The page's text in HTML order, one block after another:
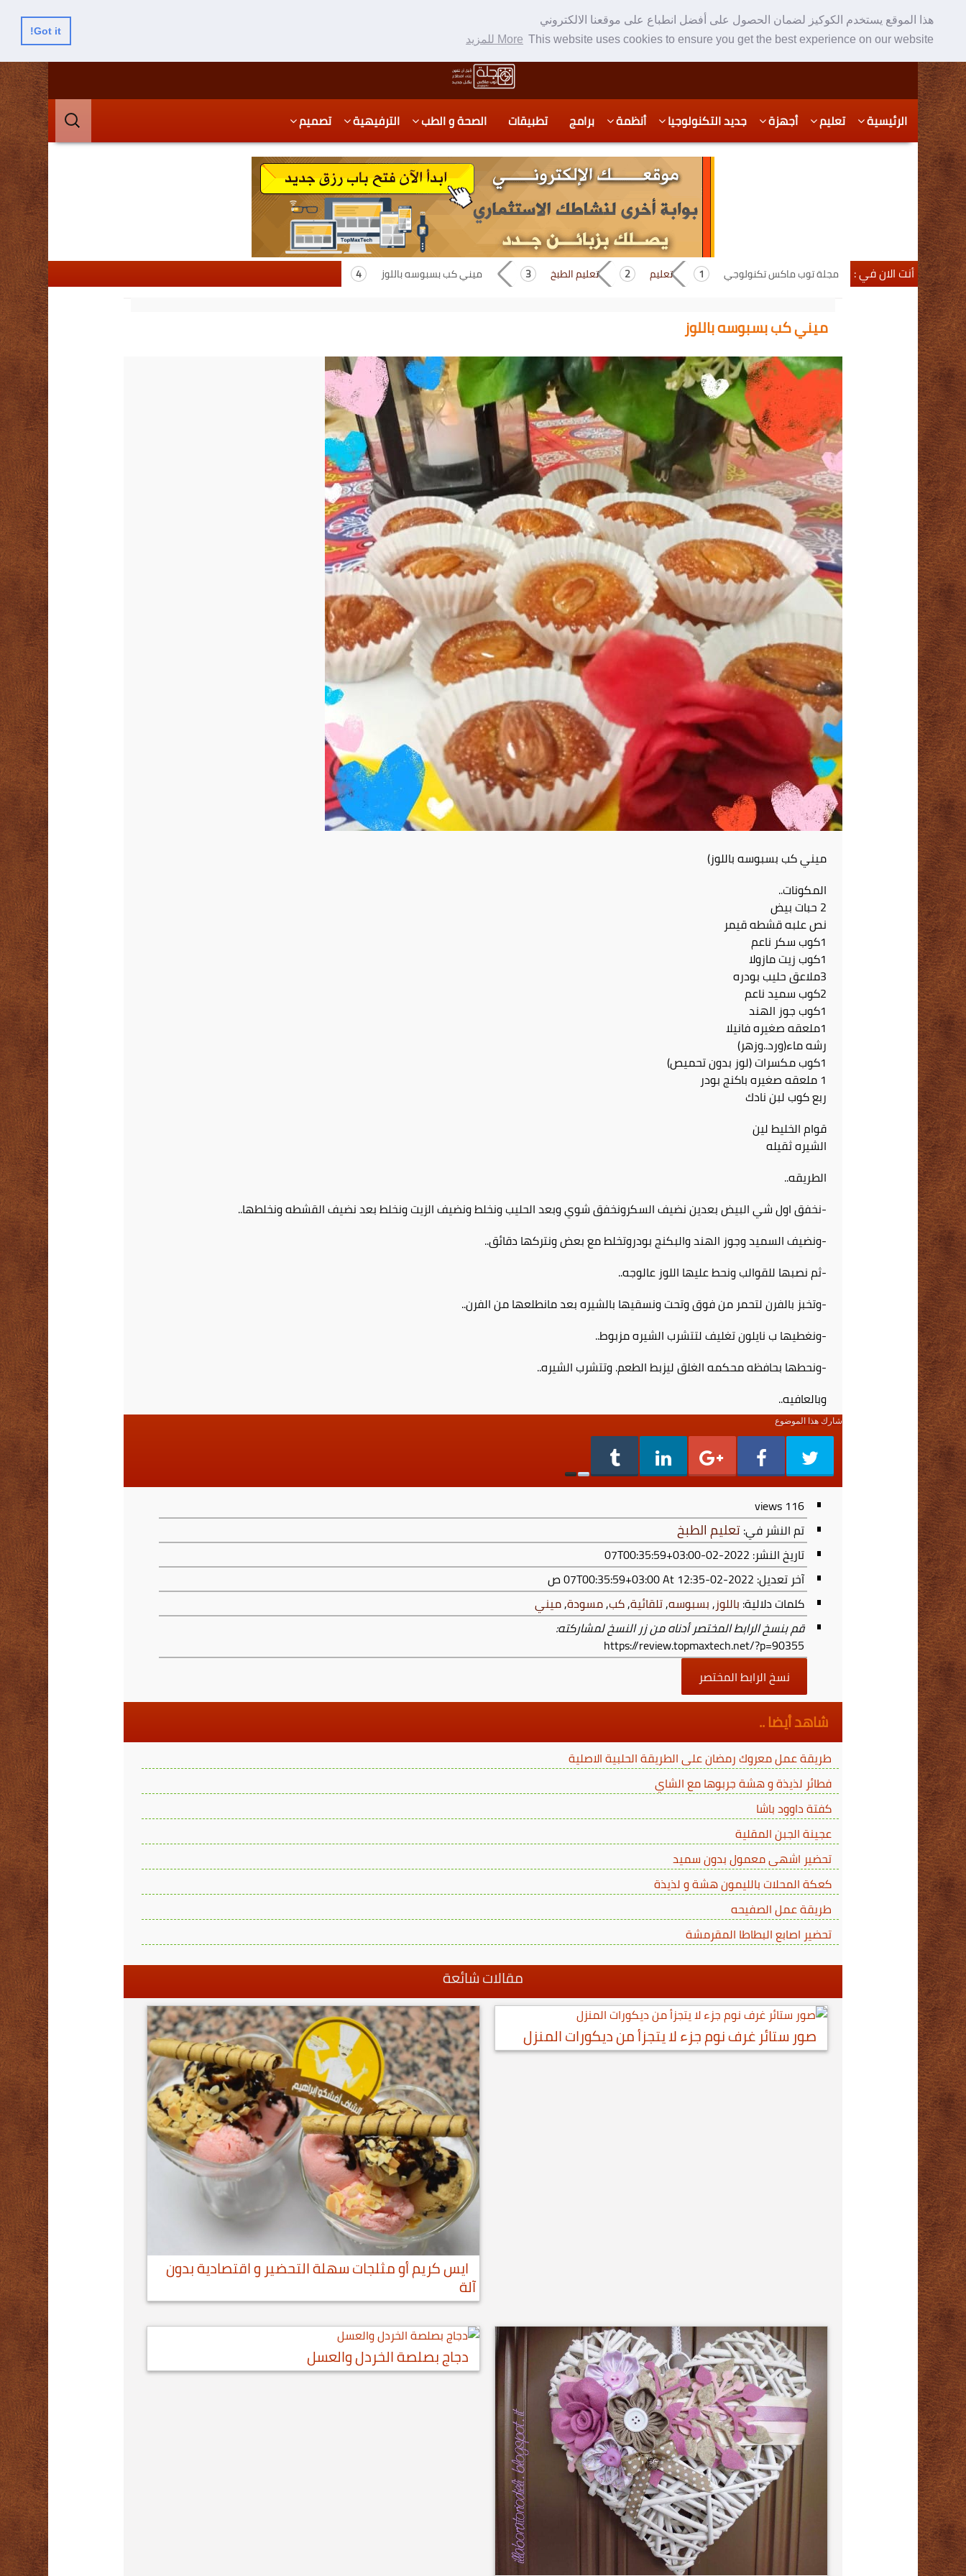
هذا الموقع يستخدم الكوكيز لضمان الحصول على أفضل انطباع على موقعنا الالكتروني
This website uses cookies to ensure you get the best experience on our website More للمزيد
Got it!
Skip
to
content
Skip
to
secondary
content
الرئيسية تعليم أجهزة جديد التكنولوجيا أنظمة برامج تطبيقات الصحة و الطب الترفيهية تصميم
البحث
عن:
أنت الان في : مجلة توب ماكس تكنولوجي تعليم تعليم الطبخ ميني كب بسبوسه باللوز
ميني كب بسبوسه باللوز
ميني كب بسبوسه باللوز)
المكونات..
2 حبات بيض
نص علبه قشطه قيمر
1كوب سكر ناعم
1كوب زيت مازولا
3ملاعق حليب بودره
2كوب سميد ناعم
1كوب جوز الهند
1ملعقه صغيره فانيلا
رشه ماء(ورد..وزهر)
1كوب مكسرات (لوز بدون تحميص)
1 ملعقه صغيره باكنج بودر
ربع كوب لبن نادك
قوام الخليط لين
الشيره ثقيله
الطريقه..
-نخفق اول شي البيض بعدين نضيف السكرونخفق شوي وبعد الحليب ونخلط ونضيف الزيت ونخلط بعد نضيف القشطه ونخلطها..
-ونضيف السميد وجوز الهند والبكنج بودروتخلط مع بعض ونتركها دقائق..
-ثم نصبها للقوالب ونحط عليها اللوز عالوجه..
-وتخبز بالفرن لتحمر من فوق وتحت ونسقيها بالشيره بعد مانطلعها من الفرن..
-ونغطيها ب نايلون تغليف لتتشرب الشيره مزبوط..
-ونحطها بحافظه محكمه الغلق ليزبط الطعم. وتتشرب الشيره..
وبالعافيه..
شارك هذا الموضوع
116
views
تم النشر في:تعليم الطبخ
تاريخ النشر: 2022-02-07T00:35:59+03:00
آخر تعديل: 2022-02-07T00:35:59+03:00
At 12:35 ص
كلمات دلالية: باللوز,بسبوسه,تلقائية,كب,مسودة,ميني
قم بنسخ الرابط المختصر أدناه من زر النسخ لمشاركته:
https://review.topmaxtech.net/?p=90355
نسخ الرابط المختصر
شاهد أيضا ..
طريقة عمل معروك رمضان على الطريقة الحلبية الاصلية
فطائر لذيذة و هشة جربوها مع الشاي
كفتة داوود باشا
عجينة الجبن المقلية
تحضير اشهى معمول بدون سميد
كعكة المحلات بالليمون هشة و لذيذة
طريقة عمل الصفيحه
تحضير اصابع البطاطا المقرمشة
مقالات شائعة
صور ستائر غرف نوم جزء لا يتجزأ من ديكورات المنزل
ايس كريم أو مثلجات سهلة التحضير و اقتصادية بدون
آلة
دجاج بصلصة الخردل والعسل